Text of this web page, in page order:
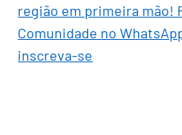
região em primeira mão!
Comunidade no
inscreva-se